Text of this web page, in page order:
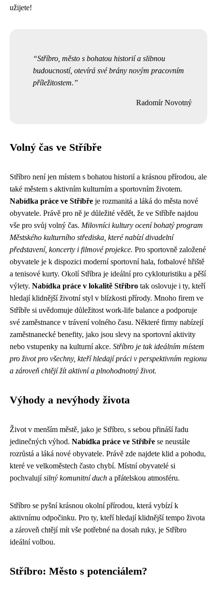
užijete!
Stříbro, město s bohatou historií a slibnou
budoucností, otevírá své brány novým pracovním
příležitostem.
Radomír Novotný
Volný čas ve Stříbře
Stříbro není jen místem s bohatou historií a krásnou přírodou, ale
také městem s aktivním kulturním a sportovním životem.
Nabídka práce ve Stříbře je rozmanitá a láká do města nové
obyvatele. Právě pro ně je důležité vědět, že ve Stříbře najdou
vše pro svůj volný čas. Milovníci kultury ocení bohatý program
Městského kulturního střediska, které nabízí divadelní
představení, koncerty i filmové projekce. Pro sportovně založené
obyvatele je k dispozici moderní sportovní hala, fotbalové hřiště
a tenisové kurty. Okolí Stříbra je ideální pro cykloturistiku a pěší
výlety. Nabídka práce v lokalitě Stříbro tak oslovuje i ty, kteří
hledají klidnější životní styl v blízkosti přírody. Mnoho firem ve
Stříbře si uvědomuje důležitost work-life balance a podporuje
své zaměstnance v trávení volného času. Některé firmy nabízejí
zaměstnanecké benefity, jako jsou slevy na sportovní aktivity
nebo vstupenky na kulturní akce. Stříbro je tak ideálním místem
pro život pro všechny, kteří hledají práci v perspektivním regionu
a zároveň chtějí žít aktivní a plnohodnotný život.
Výhody a nevýhody života
Život v menším městě, jako je Stříbro, s sebou přináší řadu
jedinečných výhod. Nabídka práce ve Stříbře se neustále
rozrůstá a láká nové obyvatele. Právě zde najdete klid a pohodu,
které ve velkoměstech často chybí. Místní obyvatelé si
pochvalujísilný komunitní duch a přátelskou atmosféru.
Stříbro se pyšní krásnou okolní přírodou, která vybízí k
aktivnímu odpočinku. Pro ty, kteří hledají klidnější tempo života
a zároveň chtějí mít vše potřebné na dosah ruky, je Stříbro
ideální volbou.
Stříbro: Město s potenciálem?